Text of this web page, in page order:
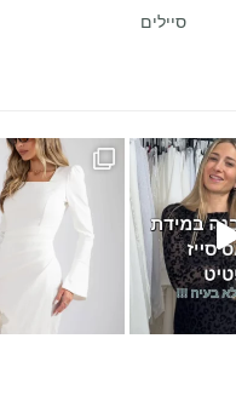
סיילים
הזאת תחזו